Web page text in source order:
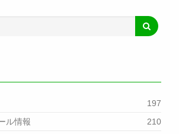
197
ル情報
210